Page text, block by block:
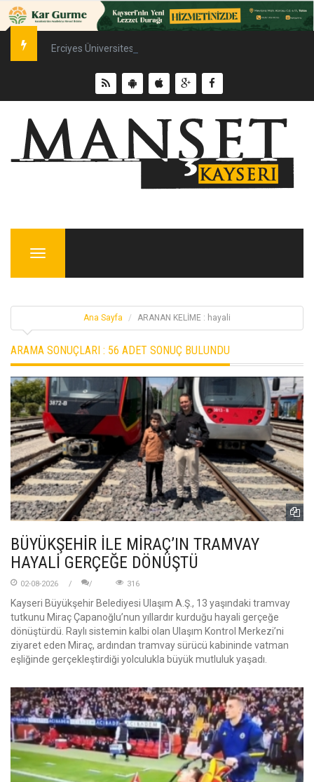
Erciyes Üniversitesi’nde Sürdürülebilir Enerji Hamlesi
Menu
Ana Sayfa ARANAN KELİME : hayali
ARAMA SONUÇLARI : 56 ADET SONUÇ BULUNDU
BÜYÜKŞEHİR İLE MİRAÇ’IN TRAMVAY
HAYALİ GERÇEĞE DÖNÜŞTÜ
02-08-2026 316
Kayseri Büyükşehir Belediyesi Ulaşım A.Ş., 13 yaşındaki tramvay
tutkunu Miraç Çapanoğlu’nun yıllardır kurduğu hayali gerçeğe
dönüştürdü. Raylı sistemin kalbi olan Ulaşım Kontrol Merkezi’ni
ziyaret eden Miraç, ardından tramvay sürücü kabininde vatman
eşliğinde gerçekleştirdiği yolculukla büyük mutluluk yaşadı.